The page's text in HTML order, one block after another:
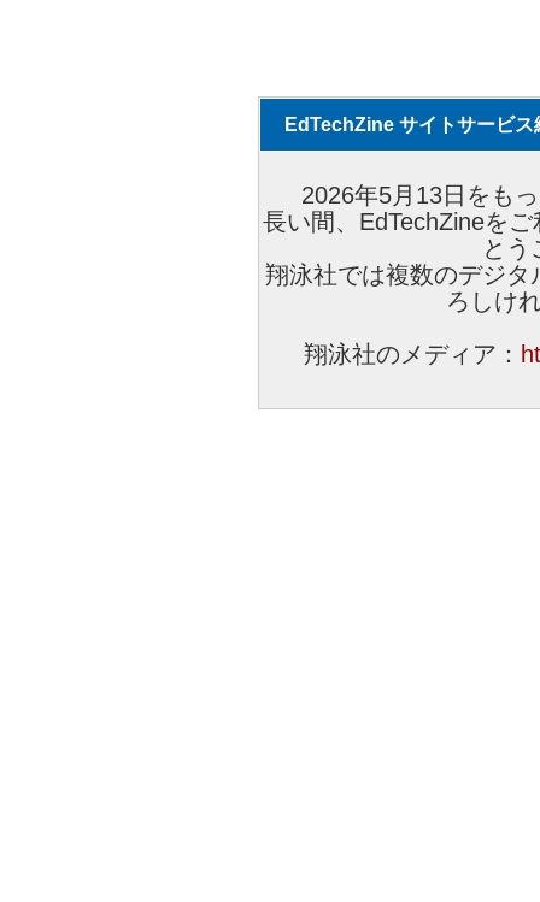
EdTechZine サイトサービス
2026年5月13日をも
長い間、EdTechZineを
とう
翔泳社では複数のデジ
ろしけ
翔泳社のメディア：